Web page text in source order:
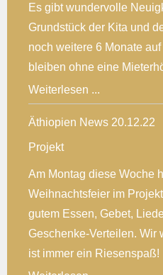
Es gibt wundervolle
Grundstück der Kita und
noch weitere 6 Monate
bleiben ohne eine
Weiterlesen ...
Äthiopien News 20.12.22
Projekt
Am Montag diese Woche
Weihnachtsfeier im
gutem Essen, Gebet,
Geschenke-Verteilen. Wir
ist immer ein Riesenspaß!